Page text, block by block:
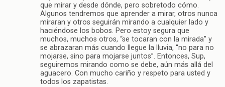
que mirar y desde dónde, pero sobretodo cómo.
Algunos tendremos que aprender a mirar, otros nunca
miraran y otros seguirán mirando a cualquier lado y
haciéndose los bobos. Pero estoy segura que
muchos, muchos otros, “se tocaran con la mirada” y
se abrazaran más cuando llegue la lluvia, “no para no
mojarse, sino para mojarse juntos”. Entonces, Sup,
seguiremos mirando como se debe, aún más allá del
aguacero. Con mucho cariño y respeto para usted y
todos los zapatistas.